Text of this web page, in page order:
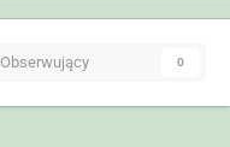
Obserwujący 0